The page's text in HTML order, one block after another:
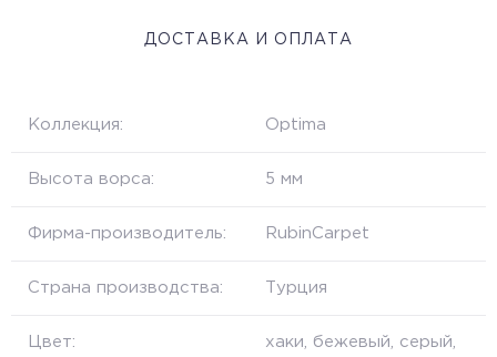
ДОСТАВКА И ОПЛАТА
Коллекция: Optima
Высота ворса: 5 мм
Фирма-производитель: RubinCarpet
Страна производства: Турция
Цвет: хаки, бежевый, серый,